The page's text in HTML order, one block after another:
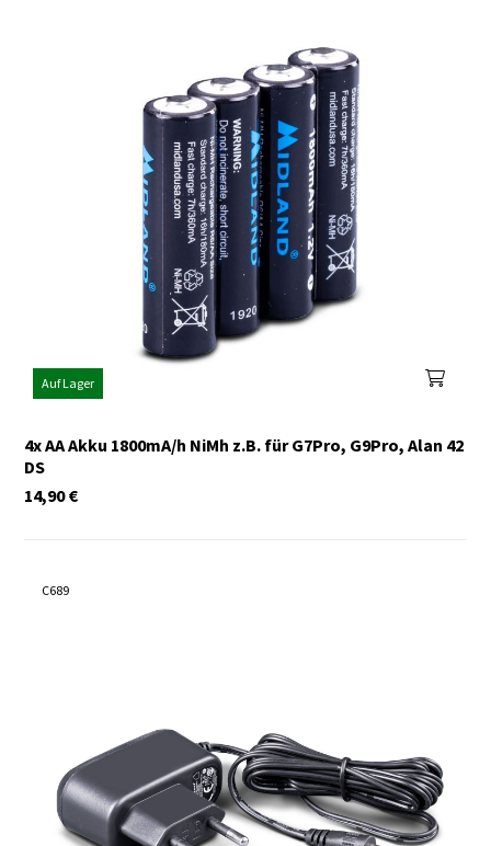
Auf Lager
4x AA Akku 1800mA/h NiMh z.B. für G7Pro, G9Pro, Alan 42
DS
€
14,90
C689